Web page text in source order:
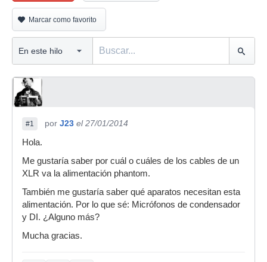
Marcar como favorito
#1 por J23 el 27/01/2014
Hola.
Me gustaría saber por cuál o cuáles de los cables de un
XLR va la alimentación phantom.
También me gustaría saber qué aparatos necesitan esta
alimentación. Por lo que sé: Micrófonos de condensador
y DI. ¿Alguno más?
Mucha gracias.